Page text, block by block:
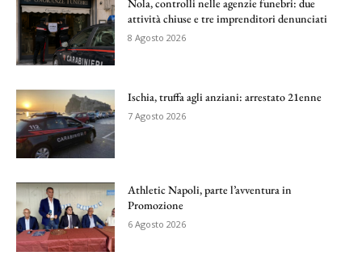
Nola, controlli nelle agenzie funebri: due
attività chiuse e tre imprenditori denunciati
8 Agosto 2026
Ischia, truffa agli anziani: arrestato 21enne
7 Agosto 2026
Athletic Napoli, parte l’avventura in
Promozione
6 Agosto 2026